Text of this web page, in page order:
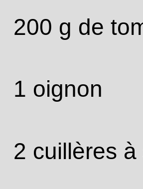
200 g de
1 oignon
2 cuillères